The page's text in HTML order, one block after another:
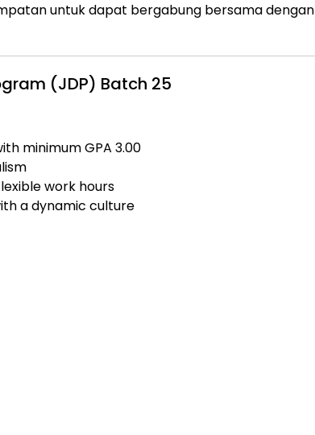
untuk dapat bergabung bersama dengan
(JDP) Batch 25
minimum GPA 3.00
work hours
a dynamic culture